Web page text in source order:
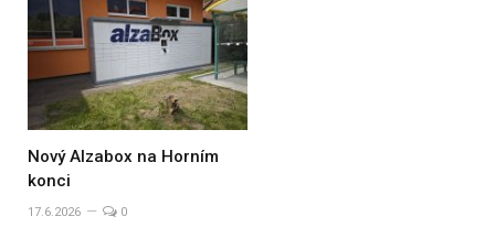
Nový Alzabox na Horním
konci
17.6.2026 0